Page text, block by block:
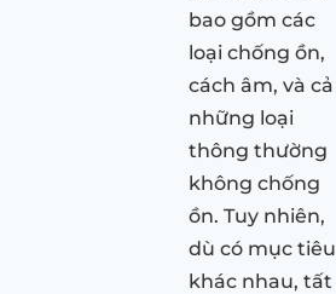
bao gồm các
loại chống ồn,
cách âm, và cả
những loại
thông thường
không chống
ồn. Tuy nhiên,
dù có mục tiêu
khác nhau, tất